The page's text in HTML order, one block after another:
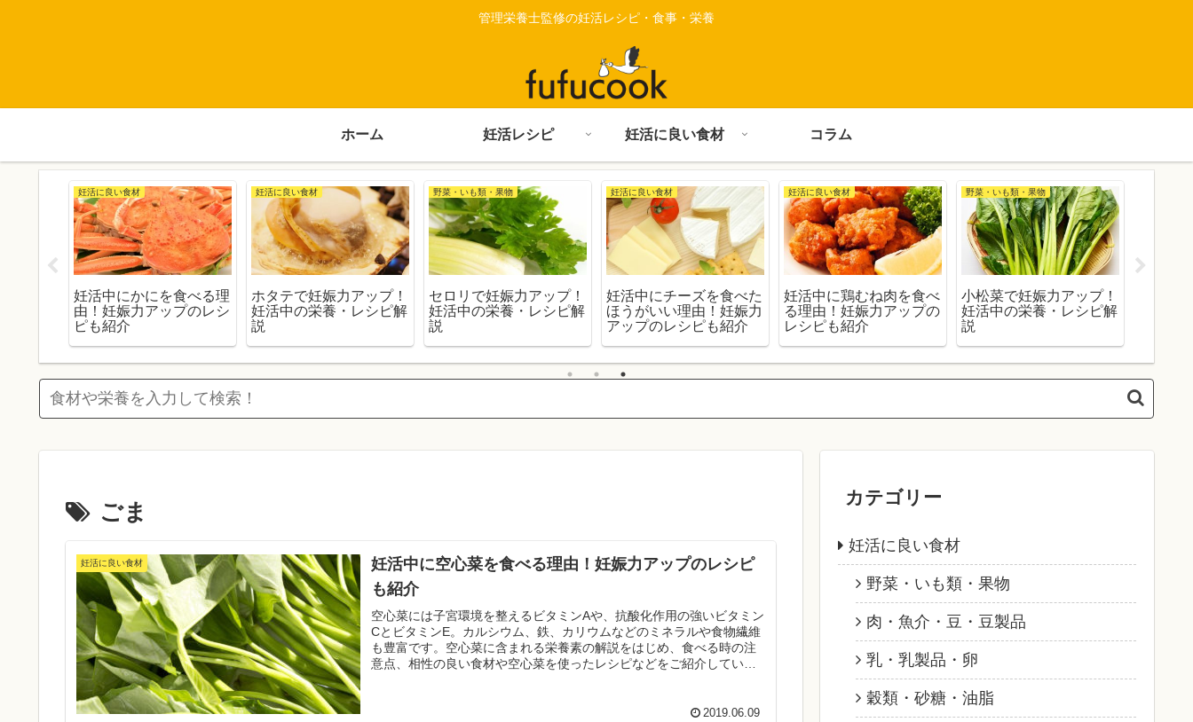
管理栄養士監修の妊活レシピ・食事・栄養
ホーム 妊活レシピ 妊活に良い食材 コラム
妊活に良い食材
妊活中にかにを食べる理
由！妊娠力アップのレシ
ピも紹介
妊活に良い食材
ホタテで妊娠力アップ！
妊活中の栄養・レシピ解
説
野菜・いも類・果物
セロリで妊娠力アップ！
妊活中の栄養・レシピ解
説
妊活に良い食材
妊活中にチーズを食べた
ほうがいい理由！妊娠力
アップのレシピも紹介
妊活に良い食材
妊活中に鶏むね肉を食べ
る理由！妊娠力アップの
レシピも紹介
野菜・いも類・果物
小松菜で妊娠力アップ！
妊活中の栄養・レシピ解
説
ごま
妊活に良い食材
妊活中に空心菜を食べる理由！妊娠力アップのレシピ
も紹介
空心菜には子宮環境を整えるビタミンAや、抗酸化作用の強いビタミン
CとビタミンE。カルシウム、鉄、カリウムなどのミネラルや食物繊維
も豊富です。空心菜に含まれる栄養素の解説をはじめ、食べる時の注
意点、相性の良い食材や空心菜を使ったレシピなどをご紹介していま
2019.06.09
カテゴリー
妊活に良い食材
野菜・いも類・果物
肉・魚介・豆・豆製品
乳・乳製品・卵
穀類・砂糖・油脂